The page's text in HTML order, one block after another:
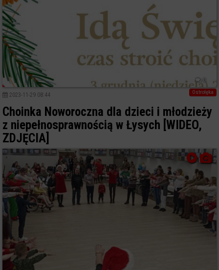
0
Ostrołęka
2023-11-29 08:44
Choinka Noworoczna dla dzieci i młodzieży
z niepełnosprawnością w Łysych [WIDEO,
ZDJĘCIA]